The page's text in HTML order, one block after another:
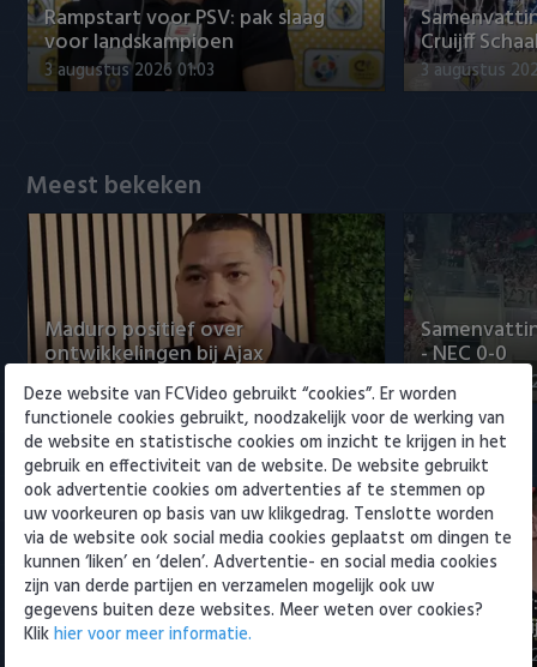
Vitesse
VVV Venlo
Rampstart voor PSV: pak slaag
voor landskampioen
3 augustus 2026 01:03
Cruijff
3 augustus
Meest bekeken
Maduro positief over
ontwikkelingen bij Ajax
5 augustus 2026 15:00
- NEC 0-0
5 augustus
Eredivisie
Maak kennis met Sami
Bouhoudane (Cambuur)
Joris
Ahead te
5 augustus
Deze website van FCVideo gebruikt “cookies”. Er worden
functionele cookies gebruikt, noodzakelijk voor de werking van
de website en statistische cookies om inzicht te krijgen in het
gebruik en effectiviteit van de website. De website gebruikt
ook advertentie cookies om advertenties af te stemmen op
uw voorkeuren op basis van uw klikgedrag. Tenslotte worden
via de website ook social media cookies geplaatst om dingen te
kunnen ‘liken’ en ‘delen’. Advertentie- en social media cookies
zijn van derde partijen en verzamelen mogelijk ook uw
gegevens buiten deze websites. Meer weten over cookies?
Klikhier voor meer informatie.